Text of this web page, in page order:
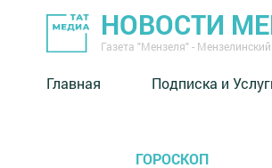
НОВОСТИ
Газета "Мензеля" -
Главная Подписка и
ГОРОСКОП